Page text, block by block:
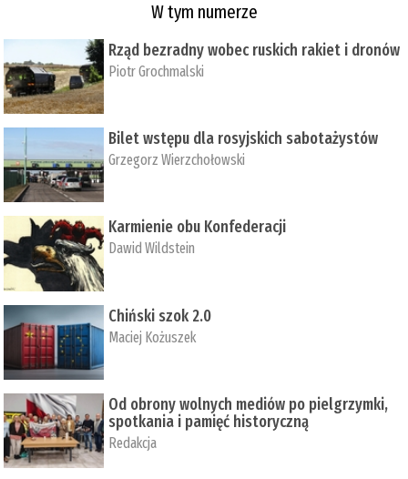
W tym numerze
Rząd bezradny wobec ruskich rakiet i dronów
Piotr Grochmalski
Bilet wstępu dla rosyjskich sabotażystów
Grzegorz Wierzchołowski
Karmienie obu Konfederacji
Dawid Wildstein
Chiński szok 2.0
Maciej Kożuszek
Od obrony wolnych mediów po pielgrzymki,
spotkania i pamięć historyczną
Redakcja